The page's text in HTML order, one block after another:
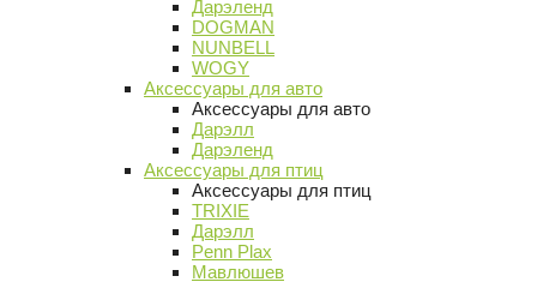
Дарэленд
DOGMAN
NUNBELL
WOGY
Аксессуары для авто
Аксессуары для авто
Дарэлл
Дарэленд
Аксессуары для птиц
Аксессуары для птиц
TRIXIE
Дарэлл
Penn Plax
Мавлюшев